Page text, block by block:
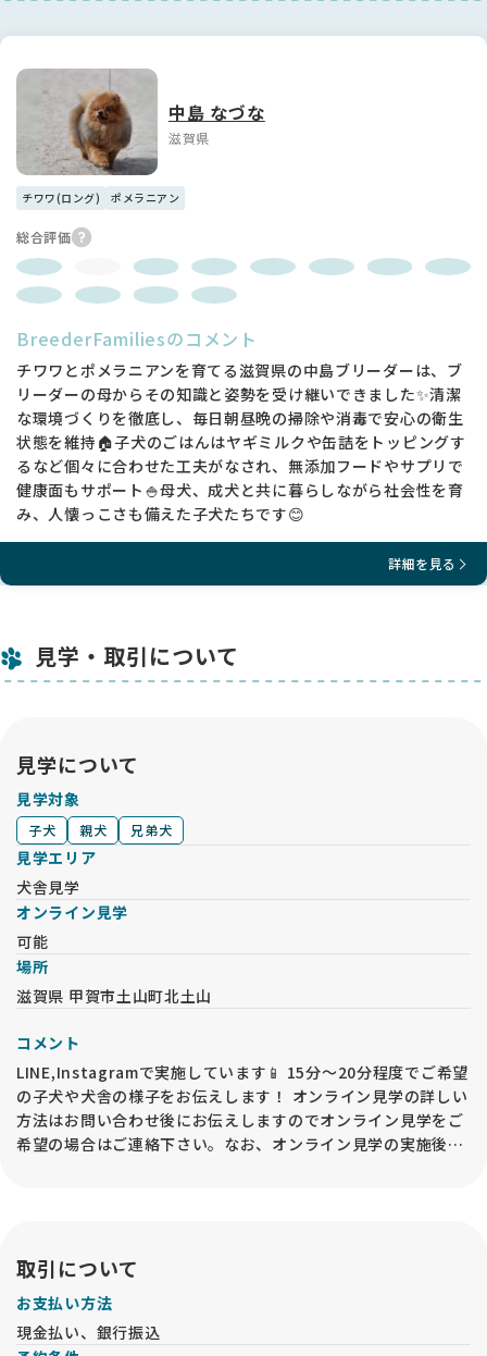
中島 なづな
滋賀県
チワワ(ロング) ポメラニアン
総合評価
BreederFamiliesのコメント
チワワとポメラニアンを育てる滋賀県の中島ブリーダーは、ブ
リーダーの母からその知識と姿勢を受け継いできました✨清潔
な環境づくりを徹底し、毎日朝昼晩の掃除や消毒で安心の衛生
状態を維持🏠子犬のごはんはヤギミルクや缶詰をトッピングす
るなど個々に合わせた工夫がなされ、無添加フードやサプリで
健康面もサポート🍚母犬、成犬と共に暮らしながら社会性を育
み、人懐っこさも備えた子犬たちです😊
詳細を見る
見学・取引について
見学について
見学対象
子犬 親犬 兄弟犬
見学エリア
犬舎見学
オンライン見学
可能
場所
滋賀県 甲賀市土山町北土山
コメント
LINE,Instagramで実施しています📱 15分〜20分程度でご希望
の子犬や犬舎の様子をお伝えします！ オンライン見学の詳しい
方法はお問い合わせ後にお伝えしますのでオンライン見学をご
希望の場合はご連絡下さい。なお、オンライン見学の実施後で
取引について
お支払い方法
現金払い、銀行振込